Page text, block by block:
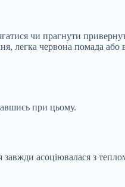
чи прагнути
червона помада
при цьому.
завжди асоціювалася з